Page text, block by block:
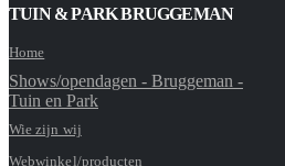
TUIN & PARK BRUGGEMAN
Home
Shows/opendagen - Bruggeman -
Tuin en Park
Wie zijn wij
Webwinkel/producten